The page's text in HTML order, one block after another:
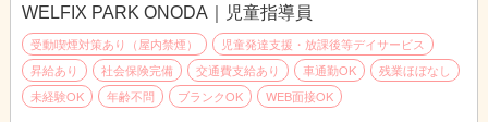
WELFIX PARK ONODA｜児童指導員
受動喫煙対策あり（屋内禁煙）
児童発達支援・放課後等デイサービス
昇給あり
社会保険完備 交通費支給あり 車通勤OK
残業ほぼなし
未経験OK
年齢不問 ブランクOK WEB面接OK